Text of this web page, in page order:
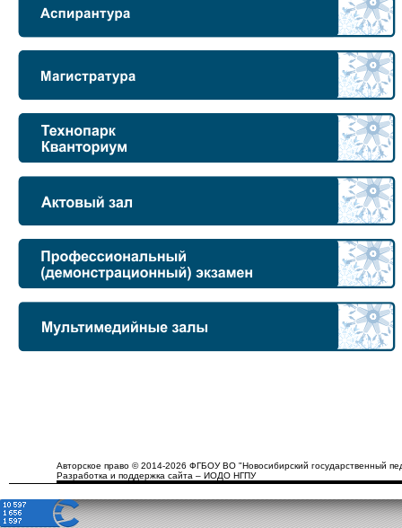
Авторское право © 2014-2026 ФГБОУ ВО "Новосибирский государственный
Разработка и поддержка сайта – ИОДО НГПУ